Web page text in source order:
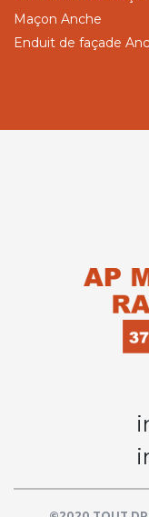
Maçon Anche
Enduit de façade